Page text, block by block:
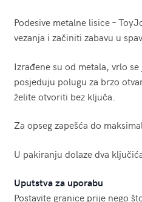
Podesive metalne lisice –
vezanja i začiniti zabavu u
Izrađene su od metala, vrlo
posjeduju polugu za brzo
želite otvoriti bez ključa.
Za opseg zapešća do
U pakiranju dolaze dva
Uputstva za uporabu
Postavite granice prije nego